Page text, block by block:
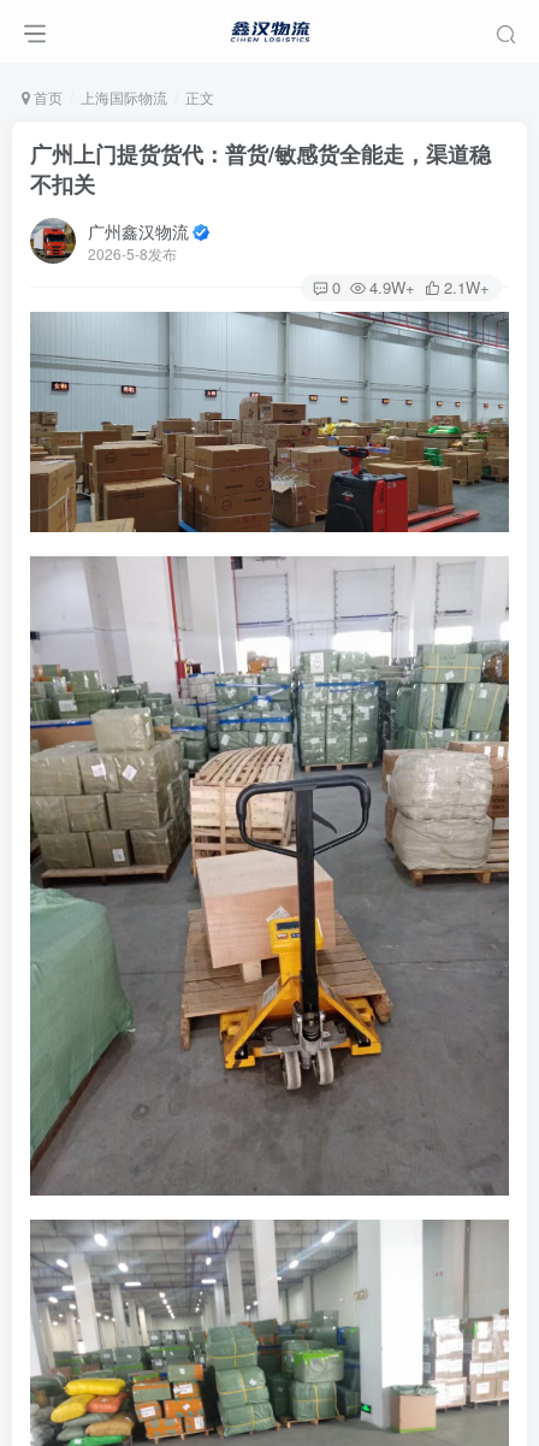
首页 上海国际物流 正文
广州上门提货货代：普货/敏感货全能走，渠道稳
不扣关
广州鑫汉物流
2026-5-8发布
0 4.9W+ 2.1W+